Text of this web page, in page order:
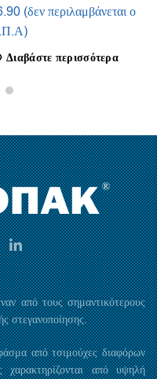
(δεν περιλαμβάνεται ο
Διαβάστε περισσότερα
από τους σημαντικότερους
στεγανοποίησης.
από τσιμούχες διαφόρων
από υψηλή